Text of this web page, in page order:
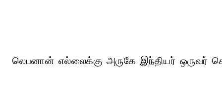
லெபனான் எல்லைக்கு அருகே இந்தியர் ஒருவர்